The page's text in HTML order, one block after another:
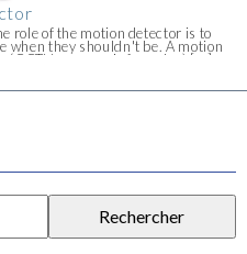
role of the motion detector is to
when they shouldn't be. A motion
(CCTV camera, infrared ...) [...]